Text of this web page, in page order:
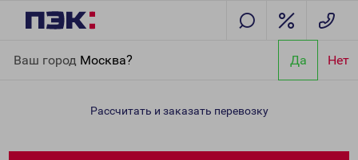
Ваш город Москва? Да Нет
(Ярковский р-н)
Рассчитать и заказать перевозку